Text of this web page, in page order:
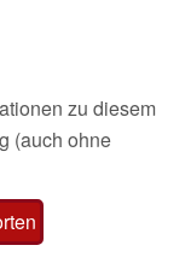
zu diesem
(auch ohne